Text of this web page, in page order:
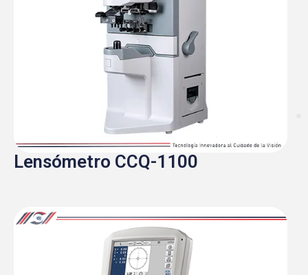
Lensómetro CCQ-1100